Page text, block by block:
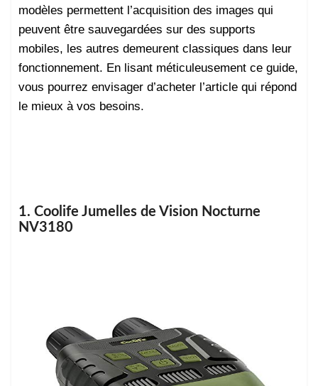
modèles permettent l’acquisition des images qui
peuvent être sauvegardées sur des supports
mobiles, les autres demeurent classiques dans leur
fonctionnement. En lisant méticuleusement ce guide,
vous pourrez envisager d’acheter l’article qui répond
le mieux à vos besoins.
1. Coolife Jumelles de Vision Nocturne
NV3180